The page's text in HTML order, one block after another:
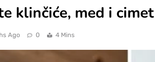
klinčiće, med i
Ago 0 4 Mins